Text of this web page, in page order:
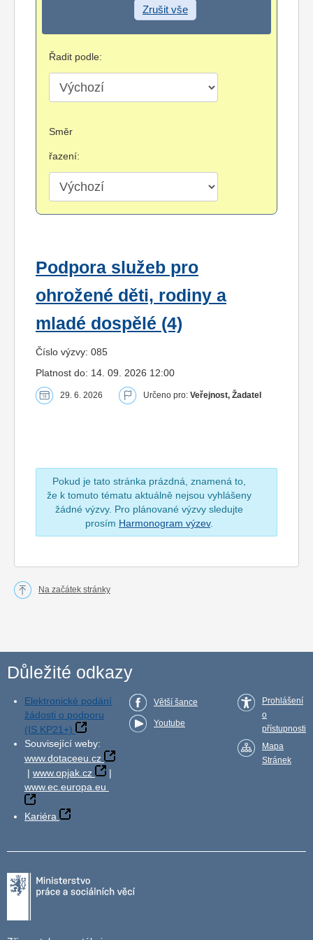
Zrušit vše
Řadit podle:
Směr
řazení:
Podpora služeb pro
ohrožené děti, rodiny a
mladé dospělé (4)
Číslo výzvy: 085
Platnost do: 14. 09. 2026 12:00
29. 6. 2026 Určeno pro: Veřejnost, Žadatel
Pokud je tato stránka prázdná, znamená to,
že k tomuto tématu aktuálně nejsou vyhlášeny
žádné výzvy. Pro plánované výzvy sledujte
prosím Harmonogram výzev.
Na začátek stránky
Důležité odkazy
Elektronické podání
žádosti o podporu
(IS KP21+)
Související weby:
www.dotaceeu.cz
| www.opjak.cz
|
www.ec.europa.eu
Kariéra
Větší šance
Youtube
Prohlášení
o
přístupnosti
Mapa
Stránek